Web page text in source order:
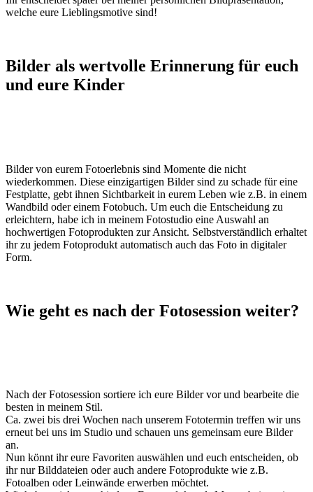
welche eure Lieblingsmotive sind!
Bilder als wertvolle Erinnerung für euch
und eure Kinder
Bilder von eurem Fotoerlebnis sind Momente die nicht
wiederkommen. Diese einzigartigen Bilder sind zu schade für eine
Festplatte, gebt ihnen Sichtbarkeit in eurem Leben wie z.B. in einem
Wandbild oder einem Fotobuch. Um euch die Entscheidung zu
erleichtern, habe ich in meinem Fotostudio eine Auswahl an
hochwertigen Fotoprodukten zur Ansicht. Selbstverständlich erhaltet
ihr zu jedem Fotoprodukt automatisch auch das Foto in digitaler
Form.
Wie geht es nach der Fotosession weiter?
Nach der Fotosession sortiere ich eure Bilder vor und bearbeite die
besten in meinem Stil.
Ca. zwei bis drei Wochen nach unserem Fototermin treffen wir uns
erneut bei uns im Studio und schauen uns gemeinsam eure Bilder
an.
Nun könnt ihr eure Favoriten auswählen und euch entscheiden, ob
ihr nur Bilddateien oder auch andere Fotoprodukte wie z.B.
Fotoalben oder Leinwände erwerben möchtet.